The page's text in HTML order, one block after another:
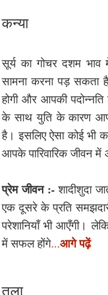
कन्या
सूर्य का गोचर दशम भाव
सामना करना पड़ सकता
होगी और आपकी
के साथ युति के कारण
है। इसलिए ऐसा कोई भी
आपके पारिवारिक जीवन
प्रेम जीवन :- शादीशुदा
एक दूसरे के प्रति
परेशानियाँ भी आएँगी।
में सफल होंगे...आगे पढ़ें
तुला